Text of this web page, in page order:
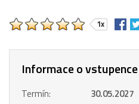
1x
Informace o vstupence
Termín:
30.05.2027